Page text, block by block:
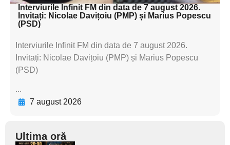
Interviurile Infinit FM din data de 7 august 2026.
Invitați: Nicolae Davițoiu (PMP) și Marius Popescu
(PSD)
Interviurile Infinit FM din data de 7 august 2026.
Invitați: Nicolae Davițoiu (PMP) și Marius Popescu
(PSD)
...
7 august 2026
Ultima oră